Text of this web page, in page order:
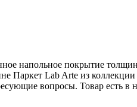
напольное покрытие
Lab Arte из
вопросы. Товар есть в